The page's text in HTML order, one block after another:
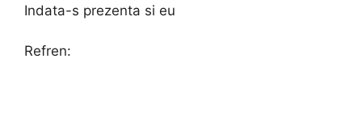
Indata-s prezenta si eu
Refren: